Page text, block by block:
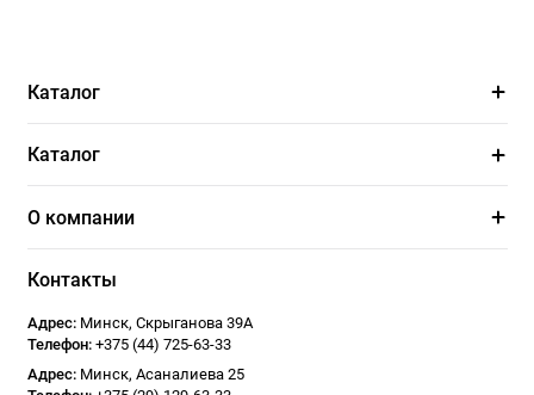
Каталог
Каталог
О компании
Контакты
Адрес: Минск, Скрыганова 39А
Телефон: +375 (44) 725-63-33
Адрес: Минск, Асаналиева 25